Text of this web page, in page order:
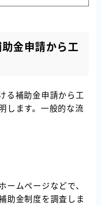
金申請から工
る補助金申請から工
します。一般的な流
ームページなどで、
助金制度を調査しま